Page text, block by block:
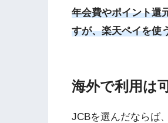
年会費やポイント還
すが、楽天ペイを使
海外で利用は
JCBを選んだならば